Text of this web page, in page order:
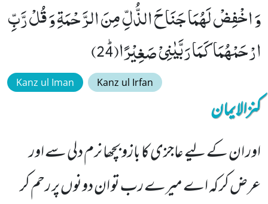
وَ اخْفِضْ لَهُمَا جَنَاحَ الذُّلِّ مِنَ الرَّحْمَةِ وَ قُلْ رَّبِّ
ارْحَمْهُمَا كَمَا رَبَّیٰنِیْ صَغِیْرًاﭤ(24)
Kanz ul Iman Kanz ul Irfan
کنزالایمان
اور ان کے لیے عاجزی کا بازو بچھا نرم دلی سے اور
عرض کر کہ اے میرے رب تو ان دونوں پر رحم کر